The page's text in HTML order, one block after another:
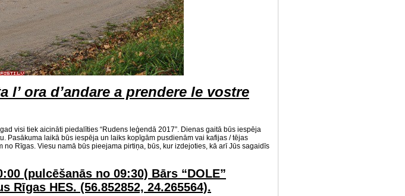
l’ ora d’andare a prendere le vostre
visi tiek aicināti piedalīties “Rudens leģendā 2017”. Dienas gaitā būs iespēja
Pasākuma laikā būs iespēja un laiks kopīgām pusdienām vai kafijas / tējas
Rīgas. Viesu namā būs pieejama pirtiņa, būs, kur izdejoties, kā arī Jūs sagaidīs
(pulcēšanās no 09:30) Bārs “DOLE”
Rīgas HES. (56.852852, 24.265564).